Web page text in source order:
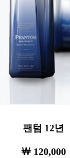
팬텀 12년
￦ 120,000